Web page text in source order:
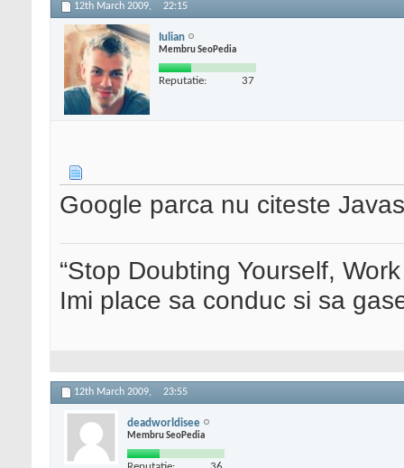
12th March 2009, 22:15
Iulian
Membru SeoPedia
Reputatie: 37
Google parca nu citeste
“Stop Doubting Yourself,
Imi place sa conduc si sa
12th March 2009, 23:55
deadworldisee
Membru SeoPedia